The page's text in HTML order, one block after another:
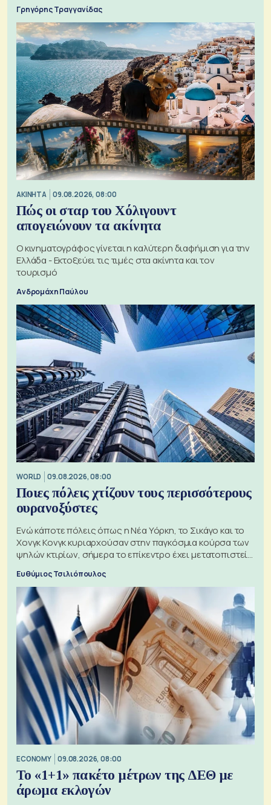
Γρηγόρης Τραγγανίδας
ΑΚΙΝΗΤΑ 09.08.2026, 08:00
Πώς οι σταρ του Χόλιγουντ
απογειώνουν τα ακίνητα
Ο κινηματογράφος γίνεται η καλύτερη διαφήμιση για την
Ελλάδα - Εκτοξεύει τις τιμές στα ακίνητα και τον
τουρισμό
Ανδρομάχη Παύλου
WORLD 09.08.2026, 08:00
Ποιες πόλεις χτίζουν τους περισσότερους
ουρανοξύστες
Ενώ κάποτε πόλεις όπως η Νέα Υόρκη, το Σικάγο και το
Χονγκ Κονγκ κυριαρχούσαν στην παγκόσμια κούρσα των
ψηλών κτιρίων, σήμερα το επίκεντρο έχει μετατοπιστεί
Ευθύμιος Τσιλιόπουλος
ECONOMY 09.08.2026, 08:00
Το «1+1» πακέτο μέτρων της ΔΕΘ με
άρωμα εκλογών